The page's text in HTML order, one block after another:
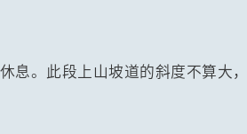
。此段上山坡道的斜度不算大，